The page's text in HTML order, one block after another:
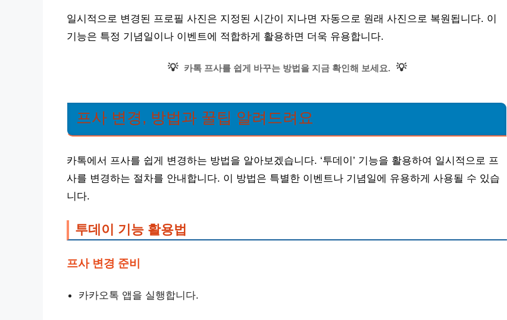
일시적으로 변경된 프로필 사진은 지정된 시간이 지나면 자동으로 원래 사진으로 복원됩니다. 이
기능은 특정 기념일이나 이벤트에 적합하게 활용하면 더욱 유용합니다.
💡 카톡 프사를 쉽게 바꾸는 방법을 지금 확인해 보세요. 💡
프사 변경, 방법과 꿀팁 알려드려요
카톡에서 프사를 쉽게 변경하는 방법을 알아보겠습니다. ‘투데이’ 기능을 활용하여 일시적으로 프
사를 변경하는 절차를 안내합니다. 이 방법은 특별한 이벤트나 기념일에 유용하게 사용될 수 있습
니다.
투데이 기능 활용법
프사 변경 준비
카카오톡 앱을 실행합니다.